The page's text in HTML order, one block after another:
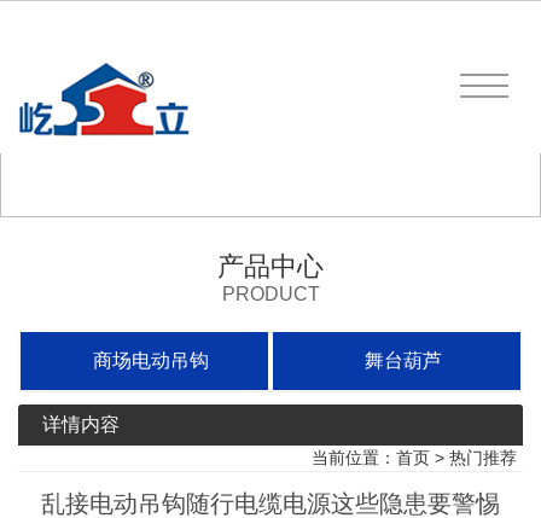
产品中心
PRODUCT
商场电动吊钩 舞台葫芦
详情内容
当前位置： 首页 > 热门推荐
乱接电动吊钩随行电缆电源这些隐患要警惕